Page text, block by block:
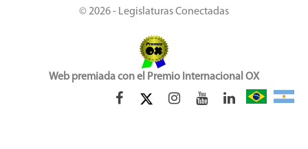
© 2026 - Legislaturas Conectadas
Web premiada con el Premio Internacional OX